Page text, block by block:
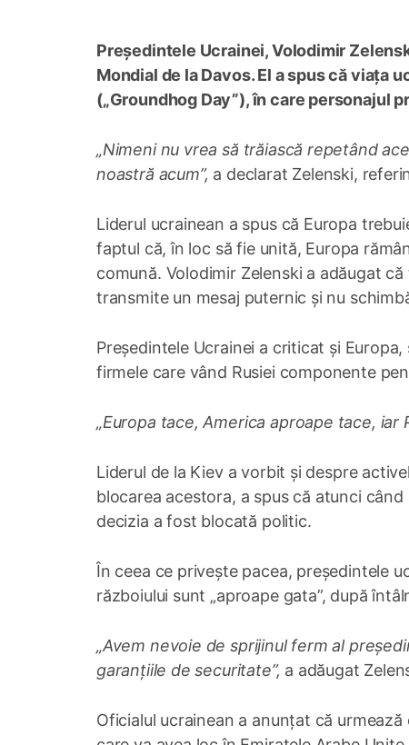
Președintele Ucrainei, Volodimir
Mondial de la Davos. El a spus că viața
(„Groundhog Day”), în care personajul
„Nimeni nu vrea să trăiască repetând
noastră acum”, a declarat Zelenski,
Liderul ucrainean a spus că Europa
faptul că, în loc să fie unită, Europa
comună. Volodimir Zelenski a adăugat
transmite un mesaj puternic și nu
Președintele Ucrainei a criticat și
firmele care vând Rusiei componente
„Europa tace, America aproape tace, iar
Liderul de la Kiev a vorbit și despre
blocarea acestora, a spus că atunci
decizia a fost blocată politic.
În ceea ce privește pacea, președintele
războiului sunt „aproape gata”, după
„Avem nevoie de sprijinul ferm al
garanțiile de securitate”, a adăugat
Oficialul ucrainean a anunțat că